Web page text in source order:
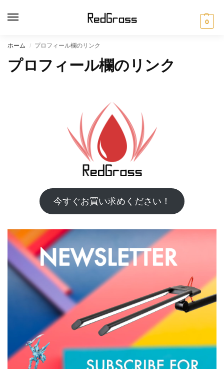
0
ホーム / プロフィール欄のリンク
プロフィール欄のリンク
今すぐお買い求めください！